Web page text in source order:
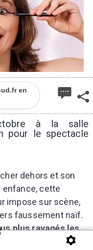
en
à la salle
pour le spectacle
dehors et son
enfance, cette
impose sur scène,
faussement naïf.
plus ravagés les
up cyniquement